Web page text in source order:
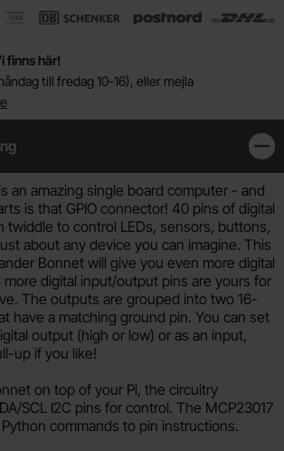
finns här!
till fredag 10-16), eller mejla
an amazing single board computer - and
is that GPIO connector! 40 pins of digital
twiddle to control LEDs, sensors, buttons,
about any device you can imagine. This
Bonnet will give you even more digital
digital input/output pins are yours for
The outputs are grouped into two 16-
have a matching ground pin. You can set
output (high or low) or as an input,
up if you like!
on top of your Pi, the circuitry
SCL I2C pins for control. The MCP23017
commands to pin instructions.